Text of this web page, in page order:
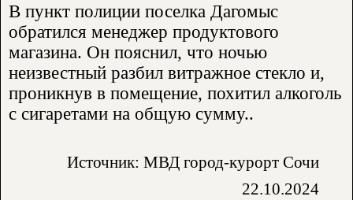
В пункт полиции поселка Дагомыс
обратился менеджер продуктового
магазина. Он пояснил, что ночью
неизвестный разбил витражное стекло и,
проникнув в помещение, похитил алкоголь
с сигаретами на общую сумму..
Источник: МВД город-курорт Сочи
22.10.2024